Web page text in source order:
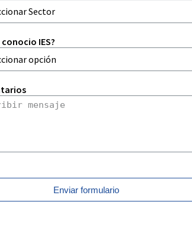
IES?
Enviar formulario